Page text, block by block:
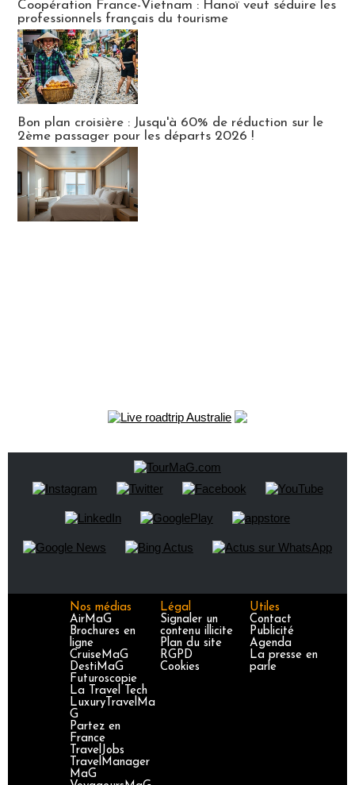
Coopération France-Vietnam : Hanoï veut séduire les
professionnels français du tourisme
Bon plan croisière : Jusqu'à 60% de réduction sur le
2ème passager pour les départs 2026 !
Nos médias
AirMaG
Brochures en
ligne
CruiseMaG
DestiMaG
Futuroscopie
La Travel Tech
LuxuryTravelMa
G
Partez en
France
TravelJobs
TravelManager
MaG
Légal
Signaler un
contenu illicite
Plan du site
RGPD
Cookies
Utiles
Contact
Publicité
Agenda
La presse en
parle